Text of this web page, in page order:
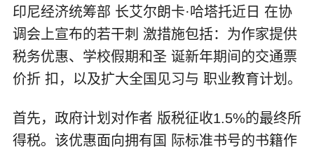
印尼经济统筹部 长艾尔朗卡·哈塔托近日 在协
调会上宣布的若干刺 激措施包括：为作家提供
税务优惠、学校假期和圣 诞新年期间的交通票
价折 扣，以及扩大全国见习与 职业教育计划。
首先，政府计划对作者 版税征收1.5%的最终所
得税。该优惠面向拥有国 际标准书号的书籍作